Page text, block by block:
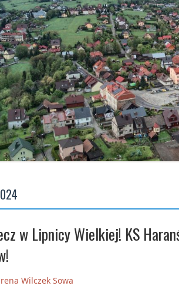
w Lipnicy Wielkiej! KS
Wilczek Sowa